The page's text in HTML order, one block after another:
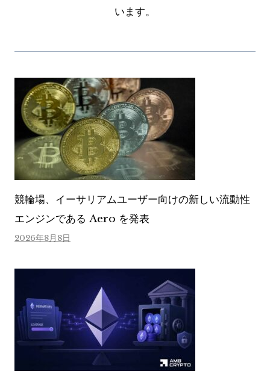
います。
競輪場、イーサリアムユーザー向けの新しい流動性
エンジンである Aero を発表
2026年8月8日